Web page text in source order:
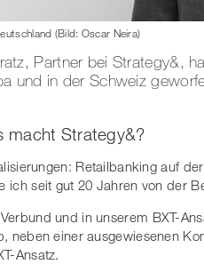
(Bild: Oscar Neira)
Partner bei Strategy&,
und in der Schweiz
macht Strategy&?
Retailbanking auf
ich seit gut 20 Jahren von der
und in unserem BXT-
neben einer ausgewiesenen
Ansatz.